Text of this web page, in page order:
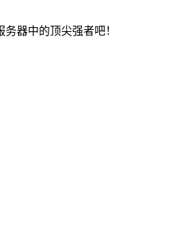
器中的顶尖强者吧！